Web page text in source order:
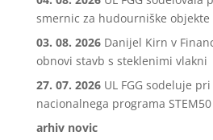
smernic za hudourniške objekte
03. 08. 2026 Danijel Kirn v
obnovi stavb s steklenimi vlakni
27. 07. 2026 UL FGG sodeluje
nacionalnega programa STEM50
arhiv novic